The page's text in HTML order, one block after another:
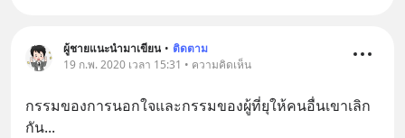
ผู้ชายแนะนำมาเขียน • ติดตาม
19 ก.พ. 2020 เวลา 15:31 • ความคิดเห็น
กรรมของการนอกใจและกรรมของผู้ที่ยุให้คนอื่นเขาเลิก
กัน...